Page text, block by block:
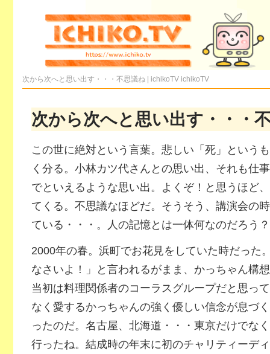
次から次へと思い出す・・・不思議ね | ichikoTV ichikoTV
次から次へと思い出す・・・
この世に絶対という言葉。悲しい「死」という
く分る。小林カツ代さんとの思い出、それも仕
でといえるような思い出。よくぞ！と思うほど
てくる。不思議なほどだ。そうそう、講演会の
ている・・・。人の記憶とは一体何なのだろう
2000年の春。浜町でお花見をしていた時だった
なさいよ！」と言われるがまま、かっちゃん構
当初は料理関係者のコーラスグループだと思っ
なく愛するかっちゃんの強く優しい信念が息づ
ったのだ。名古屋、北海道・・・東京だけでな
行ったね。結成時の年末に初のチャリティーデ